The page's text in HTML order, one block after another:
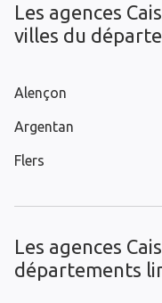
Les agences
villes du
Alençon
Argentan
Flers
Les agences
départements